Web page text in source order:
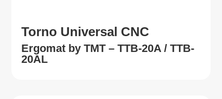
Torno Universal CNC
Ergomat by TMT – TTB-20A / TTB-
20AL